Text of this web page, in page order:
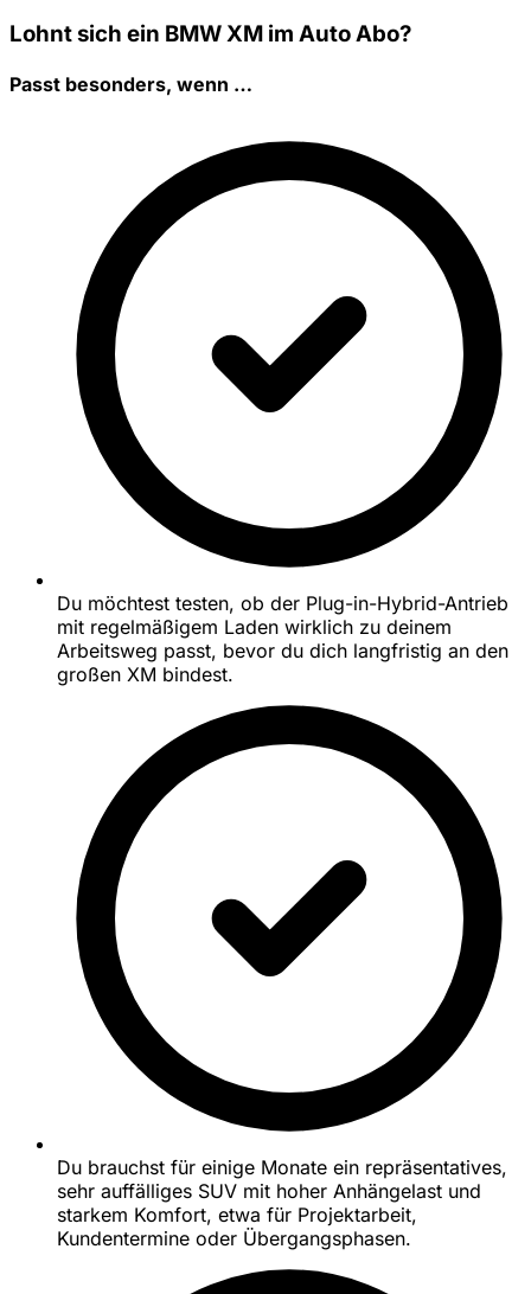
Lohnt sich ein BMW XM im Auto Abo?
Passt besonders, wenn …
Du möchtest testen, ob der Plug-in-Hybrid-Antrieb
mit regelmäßigem Laden wirklich zu deinem
Arbeitsweg passt, bevor du dich langfristig an den
großen XM bindest.
Du brauchst für einige Monate ein repräsentatives,
sehr auffälliges SUV mit hoher Anhängelast und
starkem Komfort, etwa für Projektarbeit,
Kundentermine oder Übergangsphasen.